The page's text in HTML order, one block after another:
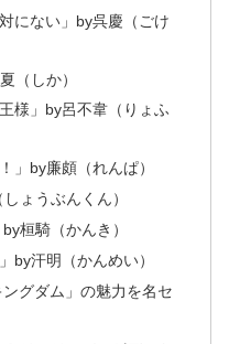
にない」by呉慶（ごけ
（しか）
様」by呂不韋（りょふ
」by廉頗（れんぱ）
ょうぶんくん）
桓騎（かんき）
by汗明（かんめい）
グダム」の魅力を名セ